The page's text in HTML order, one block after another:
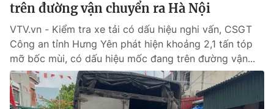
trên đường vận chuyển ra Hà Nội
VTV.vn - Kiểm tra xe tải có dấu hiệu nghi vấn, CSGT
Công an tỉnh Hưng Yên phát hiện khoảng 2,1 tấn tóp
mỡ bốc mùi, có dấu hiệu mốc đang trên đường vận...